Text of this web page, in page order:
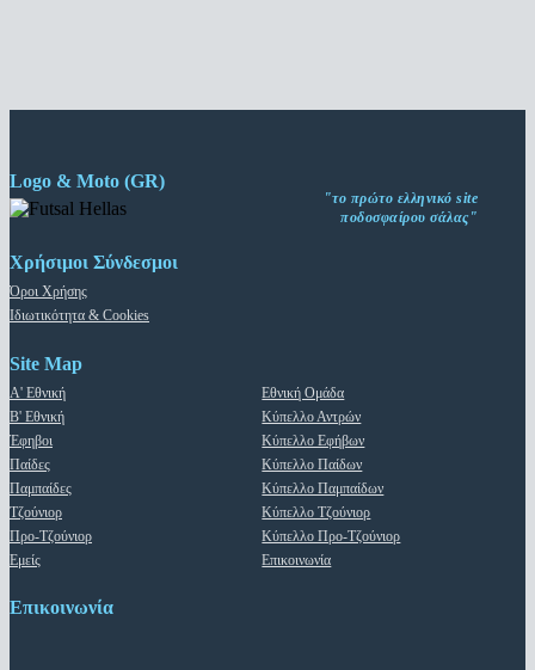
Logo & Moto (GR)
"το πρώτο ελληνικό site
ποδοσφαίρου σάλας"
Χρήσιμοι Σύνδεσμοι
Όροι Χρήσης
Ιδιωτικότητα & Cookies
Site Map
Α' Εθνική
Β' Εθνική
Έφηβοι
Παίδες
Παμπαίδες
Τζούνιορ
Προ-Τζούνιορ
Εμείς
Εθνική Ομάδα
Κύπελλο Αντρών
Κύπελλο Εφήβων
Κύπελλο Παίδων
Κύπελλο Παμπαίδων
Κύπελλο Τζούνιορ
Κύπελλο Προ-Τζούνιορ
Επικοινωνία
Επικοινωνία